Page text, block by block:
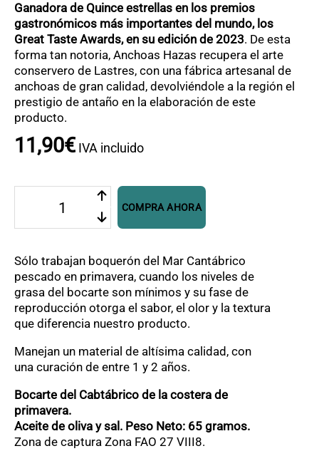
Ganadora de Quince estrellas en los premios
gastronómicos más importantes del mundo, los
Great Taste Awards, en su edición de 2023. De esta
forma tan notoria, Anchoas Hazas recupera el arte
conservero de Lastres, con una fábrica artesanal de
anchoas de gran calidad, devolviéndole a la región el
prestigio de antaño en la elaboración de este
producto.
11 ,90€ IVA incluido
cantidad
COMPRA AHORA
Sólo trabajan boquerón del Mar Cantábrico
pescado en primavera, cuando los niveles de
grasa del bocarte son mínimos y su fase de
reproducción otorga el sabor, el olor y la textura
que diferencia nuestro producto.
Manejan un material de altísima calidad, con
una curación de entre 1 y 2 años.
Bocarte del Cabtábrico de la costera de
primavera.
Aceite de oliva y sal. Peso Neto: 65 gramos.
Zona de captura Zona FAO 27 VIII8.